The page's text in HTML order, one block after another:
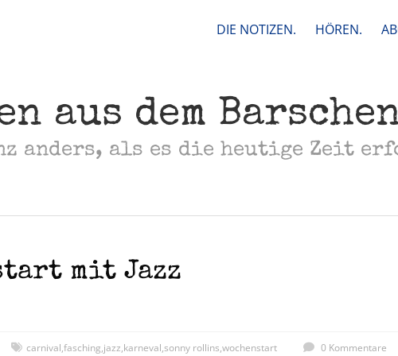
DIE NOTIZEN. HÖREN.
aus dem
anders, als es die heutige Zeit
mit Jazz
carnival,fasching,jazz,karneval,sonny rollins,wochenstart 0 Kommentare